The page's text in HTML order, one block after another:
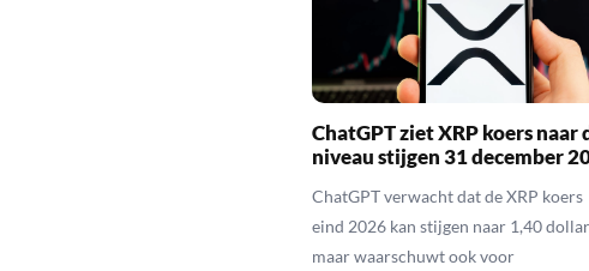
ChatGPT ziet XRP koers naar
niveau stijgen 31 december
ChatGPT verwacht dat de XRP koers
eind 2026 kan stijgen naar 1,40
maar waarschuwt ook voor